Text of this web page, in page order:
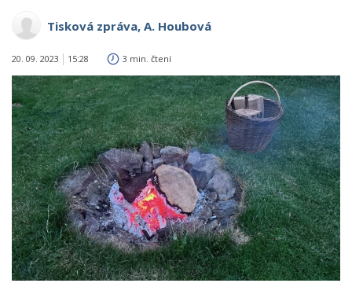
Tisková zpráva, A. Houbová
20. 09. 2023 15:28 3 min. čtení